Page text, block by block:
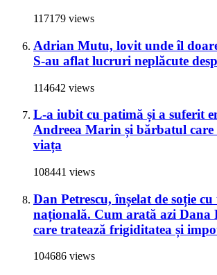
117179 views
Adrian Mutu, lovit unde îl
S-au aflat lucruri neplăcute
114642 views
L-a iubit cu patimă și a suferit
Andreea Marin și bărbatul care
viața
108441 views
Dan Petrescu, înșelat de soție
națională. Cum arată azi Dana
care tratează frigiditatea și
104686 views